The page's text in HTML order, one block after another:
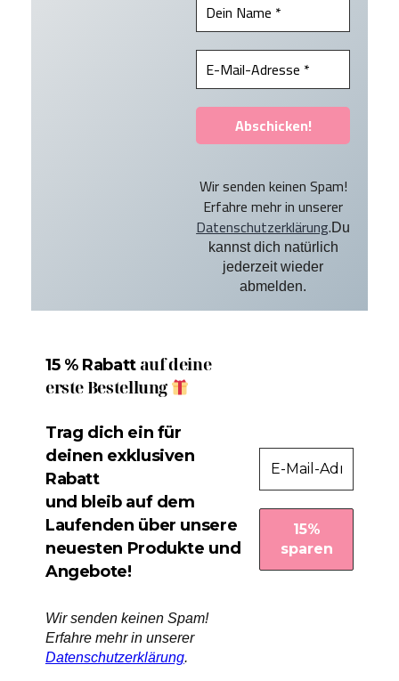
Wir senden keinen Spam!
Erfahre mehr in unserer
Datenschutzerklärung.Du
kannst dich natürlich
jederzeit wieder
abmelden.
15 % Rabattauf deine
erste Bestellung
Trag dich ein für
deinen exklusiven
Rabatt
und bleib auf dem
Laufenden über unsere
neuesten Produkte und
Angebote!
Wir senden keinen Spam!
Erfahre mehr in unserer
Datenschutzerklärung.